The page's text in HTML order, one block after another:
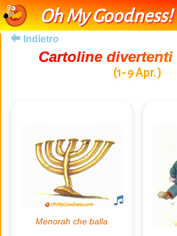
Oh My Goodness!
Indietro
Cartoline divertenti
(1- 9 Apr. )